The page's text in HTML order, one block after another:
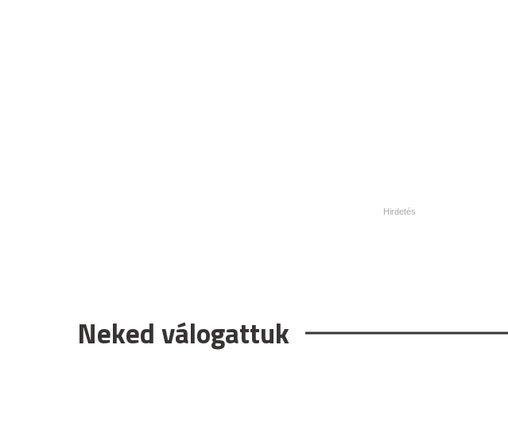
Neked válogattuk